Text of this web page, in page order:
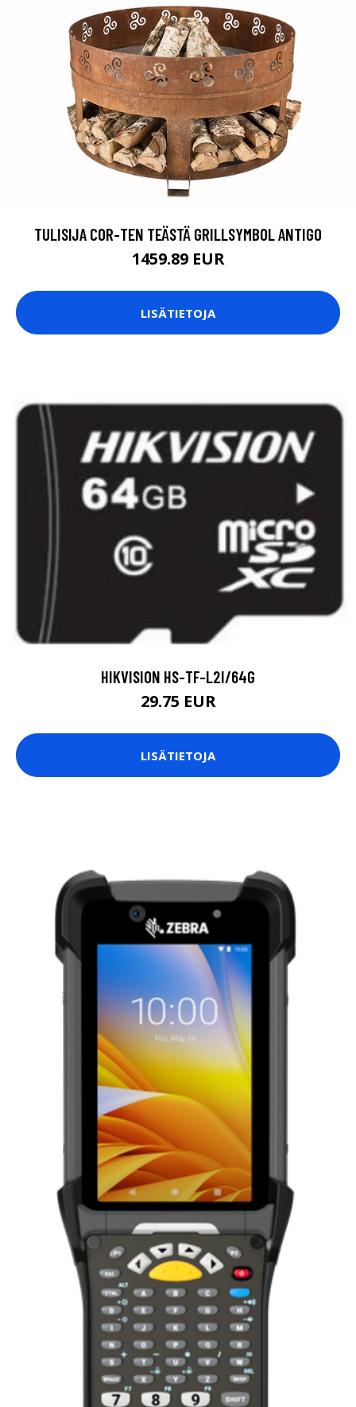
TULISIJA COR-TEN TEÄSTÄ GRILLSYMBOL ANTIGO
1459.89 EUR
LISÄTIETOJA
HIKVISION HS-TF-L2I/64G
29.75 EUR
LISÄTIETOJA